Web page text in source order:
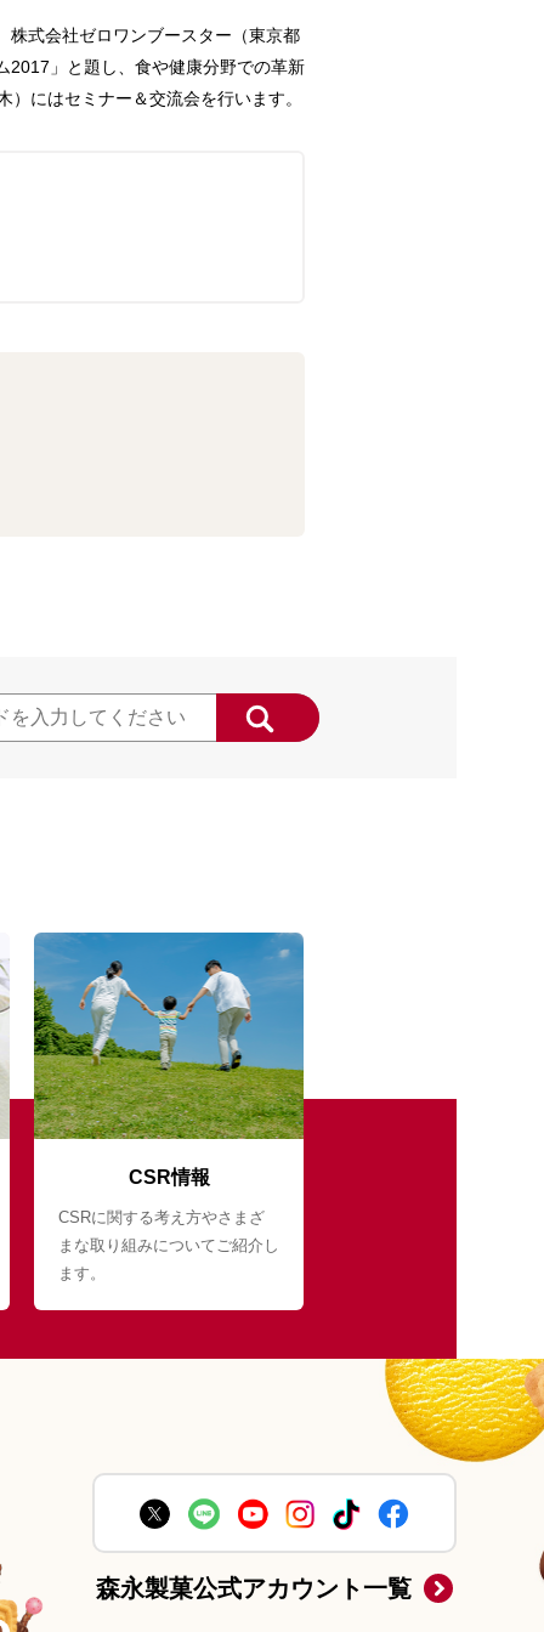
株式会社ゼロワンブースター（東京都
2017」と題し、食や健康分野での革新
にはセミナー＆交流会を行います。
CSR情報
CSRに関する考え方やさまざ
まな取り組みについてご紹介し
ます。
森永製菓公式アカウント一覧